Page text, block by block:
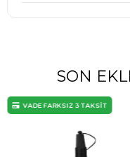
SON
VADE FARKSIZ 3 TAKSİT